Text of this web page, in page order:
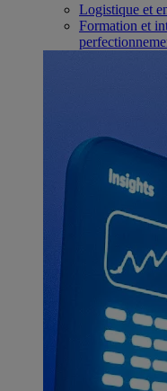
Logistique et
Formation et